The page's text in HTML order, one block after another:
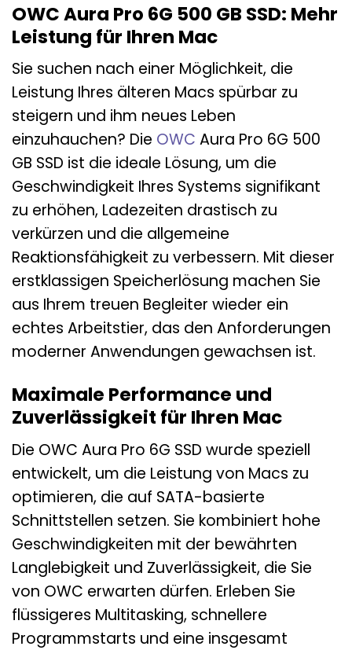
OWC Aura Pro 6G 500 GB SSD: Mehr
Leistung für Ihren Mac
Sie suchen nach einer Möglichkeit, die
Leistung Ihres älteren Macs spürbar zu
steigern und ihm neues Leben
einzuhauchen? Die OWC Aura Pro 6G 500
GB SSD ist die ideale Lösung, um die
Geschwindigkeit Ihres Systems signifikant
zu erhöhen, Ladezeiten drastisch zu
verkürzen und die allgemeine
Reaktionsfähigkeit zu verbessern. Mit dieser
erstklassigen Speicherlösung machen Sie
aus Ihrem treuen Begleiter wieder ein
echtes Arbeitstier, das den Anforderungen
moderner Anwendungen gewachsen ist.
Maximale Performance und
Zuverlässigkeit für Ihren Mac
Die OWC Aura Pro 6G SSD wurde speziell
entwickelt, um die Leistung von Macs zu
optimieren, die auf SATA-basierte
Schnittstellen setzen. Sie kombiniert hohe
Geschwindigkeiten mit der bewährten
Langlebigkeit und Zuverlässigkeit, die Sie
von OWC erwarten dürfen. Erleben Sie
flüssigeres Multitasking, schnellere
Programmstarts und eine insgesamt